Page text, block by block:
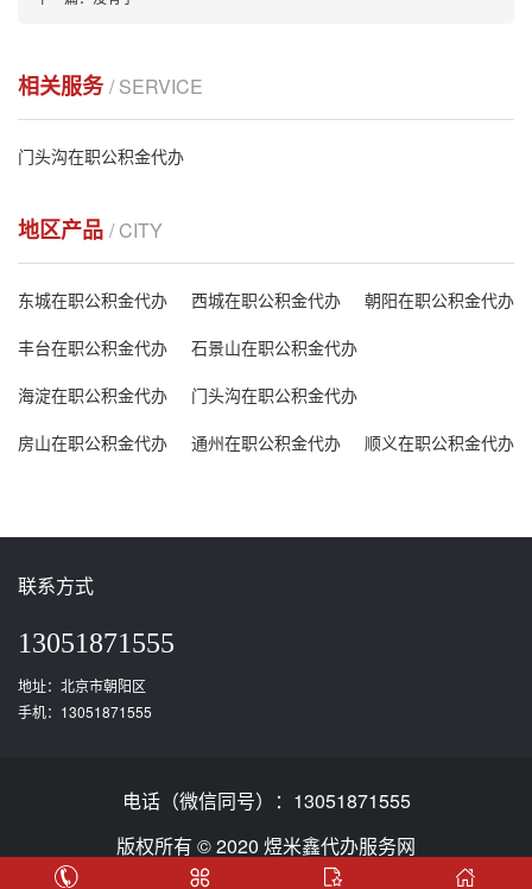
相关服务/ SERVICE
门头沟在职公积金代办
地区产品 / CITY
东城在职公积金代办 西城在职公积金代办
朝阳在职公积金代办
丰台在职公积金代办
石景山在职公积金代办
海淀在职公积金代办
门头沟在职公积金代办
房山在职公积金代办
通州在职公积金代办 顺义在职公积金代办
联系方式
13051871555
地址：北京市朝阳区
手机：13051871555
电话（微信同号）：13051871555
版权所有 © 2020 煜米鑫代办服务网